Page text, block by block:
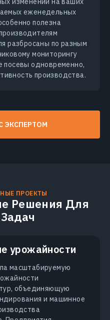
еженедельных
полезна
разбросаны по разным
мониторингу
посевы одновременно,
производства.
ЭКСПЕРТОМ
ПРОЕКТЫ
Решения Для
урожайности
масштабируемую
объединяющую
и машинное